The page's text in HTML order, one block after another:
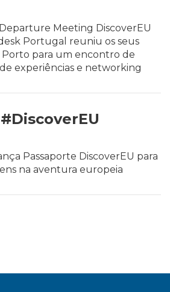
Meeting DiscoverEU
Portugal reuniu os seus
para um encontro de
experiências e networking
Passaporte DiscoverEU para
na aventura europeia